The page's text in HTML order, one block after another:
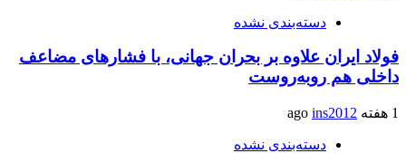
دسته‌بندی نشده
فولاد ایران علاوه بر بحران جهانی، با فشارهای مضاعف
داخلی هم روبه‌روست
1 هفته ago ins2012
دسته‌بندی نشده